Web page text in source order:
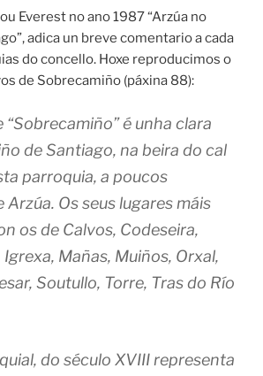
Everest no ano 1987 “Arzúa no
adica un breve comentario a cada
do concello. Hoxe reproducimos o
de Sobrecamiño (páxina 88):
“Sobrecamiño” é unha clara
de Santiago, na beira do cal
parroquia, a poucos
Os seus lugares máis
os de Calvos, Codeseira,
Mañas, Muiños, Orxal,
Soutullo, Torre, Tras do Río
do século XVIII representa